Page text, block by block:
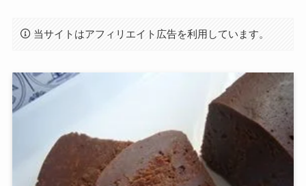
当サイトはアフィリエイト広告を利用しています。